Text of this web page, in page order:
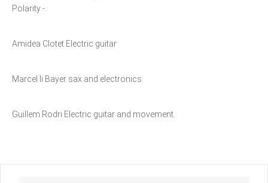
Polarity -.
Amidea Clotet Electric guitar
Marcel·li Bayer sax and electronics
Guillem Rodri Electric guitar and movement.